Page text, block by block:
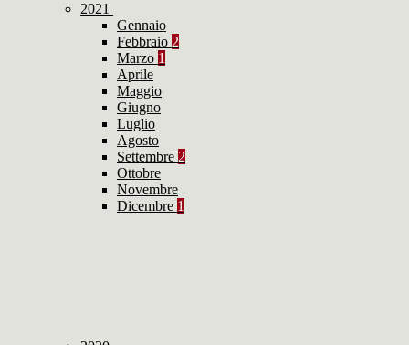
2021
Gennaio
Febbraio 2
Marzo 1
Aprile
Maggio
Giugno
Luglio
Agosto
Settembre 2
Ottobre
Novembre
Dicembre 1